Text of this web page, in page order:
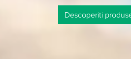
Descoperiti